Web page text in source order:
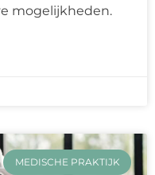
mogelijkheden.
MEDISCHE PRAKTIJK